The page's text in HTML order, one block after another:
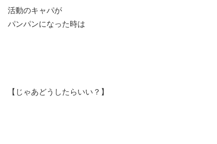
活動のキャパが
パンパンになった時は
【じゃあどうしたらいい？】